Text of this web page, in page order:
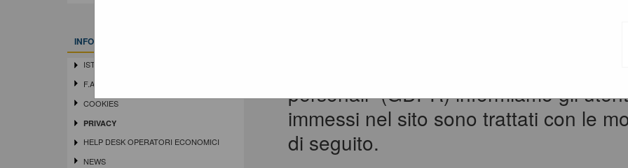
INFORMAZIONI
ISTRUZIONI E MANUALI
F.A.Q.
COOKIES
PRIVACY
HELP DESK OPERATORI ECONOMICI
NEWS
Ai sensi del Regolamento UE 2016/
personali” (GDPR) informiamo gli
immessi nel sito sono trattati con le
di seguito.